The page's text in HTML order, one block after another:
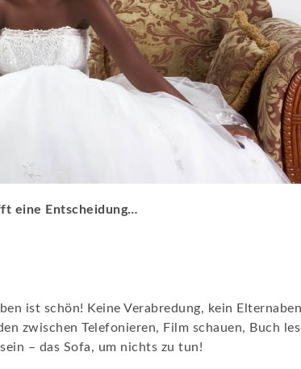
eine Entscheidung…
ist schön! Keine Verabredung, kein
zwischen Telefonieren, Film schauen, Buch
– das Sofa, um nichts zu tun!